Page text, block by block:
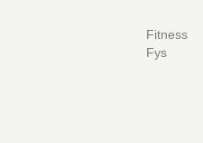
Fitness
Fys